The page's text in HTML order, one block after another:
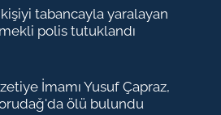
tabancayla yaralayan
polis tutuklandı
İmamı Yusuf Çapraz,
ölü bulundu